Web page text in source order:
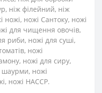
ніж філейний, ніж
ножі, ножі Сантоку, ножі
для чищення овочів,
риби, ножі для суші,
ножі
ножі для сиру,
шаурми, ножі
ножі HACCP.